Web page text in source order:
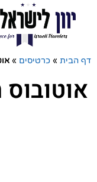
דף הבית » כרטיסים »
אוטובוס